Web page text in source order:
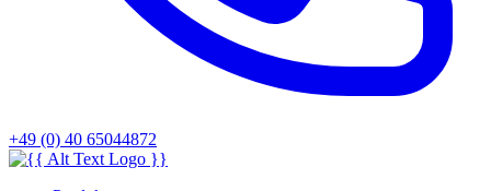
+49 (0) 40 65044872